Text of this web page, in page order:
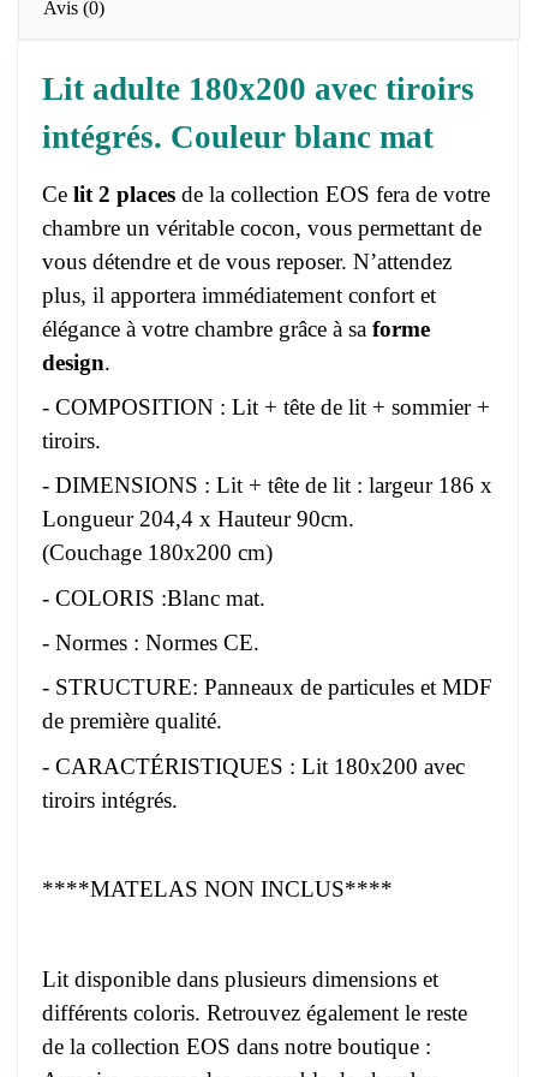
Avis (0)
Lit adulte 180x200 avec tiroirs
intégrés. Couleur blanc mat
Ce lit 2 places de la collection EOS fera de votre
chambre un véritable cocon, vous permettant de
vous détendre et de vous reposer. N’attendez
plus, il apportera immédiatement confort et
élégance à votre chambre grâce à sa forme
design.
- COMPOSITION : Lit + tête de lit + sommier +
tiroirs.
- DIMENSIONS : Lit + tête de lit : largeur 186 x
Longueur 204,4 x Hauteur 90cm.
(Couchage 180x200 cm)
- COLORIS :Blanc mat.
- Normes : Normes CE.
- STRUCTURE: Panneaux de particules et MDF
de première qualité.
- CARACTÉRISTIQUES : Lit 180x200 avec
tiroirs intégrés.
****MATELAS NON INCLUS****
Lit disponible dans plusieurs dimensions et
différents coloris. Retrouvez également le reste
de la collection EOS dans notre boutique :